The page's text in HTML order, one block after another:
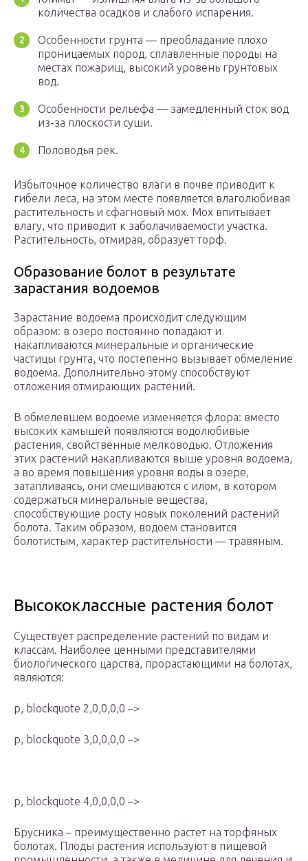
количества осадков и слабого испарения.
Особенности грунта — преобладание плохо
проницаемых пород, сплавленные породы на
местах пожарищ, высокий уровень грунтовых
вод.
Особенности рельефа — замедленный сток вод
из-за плоскости суши.
Половодья рек.
Избыточное количество влаги в почве приводит к
гибели леса, на этом месте появляется влаголюбивая
растительность и сфагновый мох. Мох впитывает
влагу, что приводит к заболачиваемости участка.
Растительность, отмирая, образует торф.
Образование болот в результате
зарастания водоемов
Зарастание водоема происходит следующим
образом: в озеро постоянно попадают и
накапливаются минеральные и органические
частицы грунта, что постепенно вызывает обмеление
водоема. Дополнительно этому способствуют
отложения отмирающих растений.
В обмелевшем водоеме изменяется флора: вместо
высоких камышей появляются водолюбивые
растения, свойственные мелководью. Отложения
этих растений накапливаются выше уровня водоема,
а во время повышения уровня воды в озере,
затапливаясь, они смешиваются с илом, в котором
содержаться минеральные вещества,
способствующие росту новых поколений растений
болота. Таким образом, водоем становится
болотистым, характер растительности — травяным.
Высококлассные растения болот
Существует распределение растений по видам и
классам. Наиболее ценными представителями
биологического царства, прорастающими на болотах,
являются:
p, blockquote 2,0,0,0,0 –>
p, blockquote 3,0,0,0,0 –>
p, blockquote 4,0,0,0,0 –>
Брусника – преимущественно растет на торфяных
болотах. Плоды растения используют в пищевой